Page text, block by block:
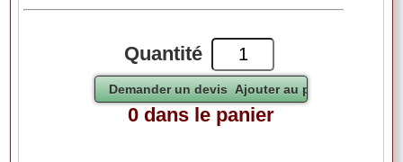
Quantité
0 dans le panier